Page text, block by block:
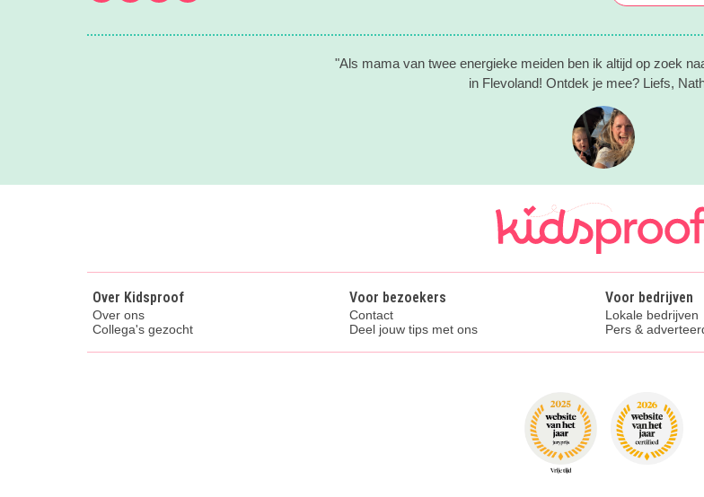
"Als mama van twee energieke meiden ben ik altijd op zoek
in Flevoland! Ontdek je mee? Liefs,
Over Kidsproof
Over ons
Collega's gezocht
Voor bezoekers
Contact
Deel jouw tips met ons
Voor bedrijven
Lokale bedrijven
Pers &